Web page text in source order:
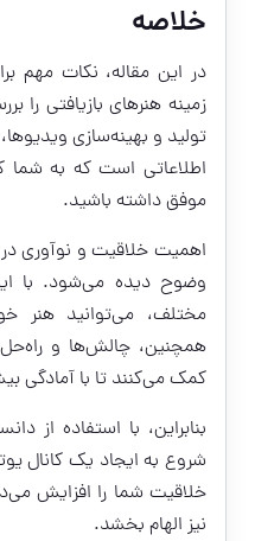
خلاصه
در این مقاله، نکات مهم
زمینه هنرهای بازیافتی را
تولید و بهینه‌سازی
اطلاعاتی است که به
موفق داشته باشید.
اهمیت خلاقیت و نوآوری در
وضوح دیده می‌شود. با
مختلف، می‌توانید هنر
همچنین، چالش‌ها و
کمک می‌کنند تا با آمادگی
بنابراین، با استفاده از
شروع به ایجاد یک کانال
خلاقیت شما را افزایش
نیز الهام بخشد.